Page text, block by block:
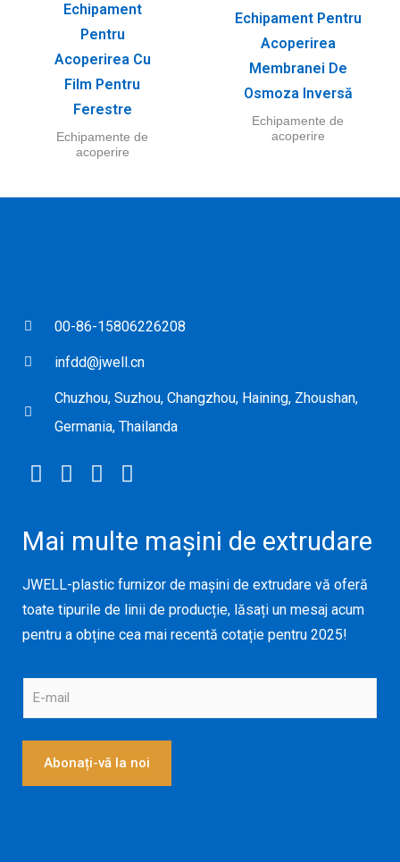
Echipament
Pentru
Acoperirea Cu
Film Pentru
Ferestre
Echipamente de
acoperire
Echipament Pentru
Acoperirea
Membranei De
Osmoza Inversă
Echipamente de
acoperire
00-86-15806226208
infdd@jwell.cn
Chuzhou, Suzhou, Changzhou, Haining, Zhoushan,
Germania, Thailanda
Mai multe mașini de extrudare
JWELL-plastic furnizor de mașini de extrudare vă oferă
toate tipurile de linii de producție, lăsați un mesaj acum
pentru a obține cea mai recentă cotație pentru 2025!
m
a
Abonați-vă la noi